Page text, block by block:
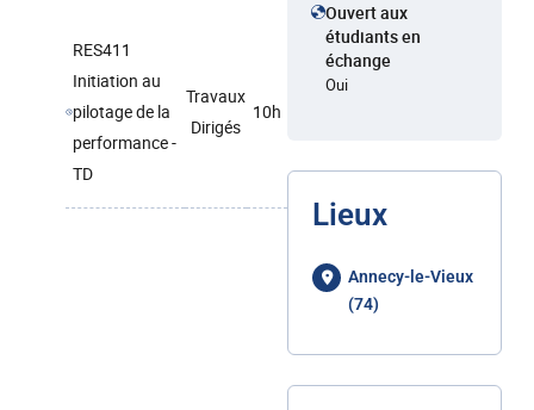
RES411
Initiation au
pilotage de la
performance -
TD
Travaux
Dirigés
10h
Ouvert aux
étudiants en
échange
Oui
Lieux
Annecy-le-Vieux
(74)